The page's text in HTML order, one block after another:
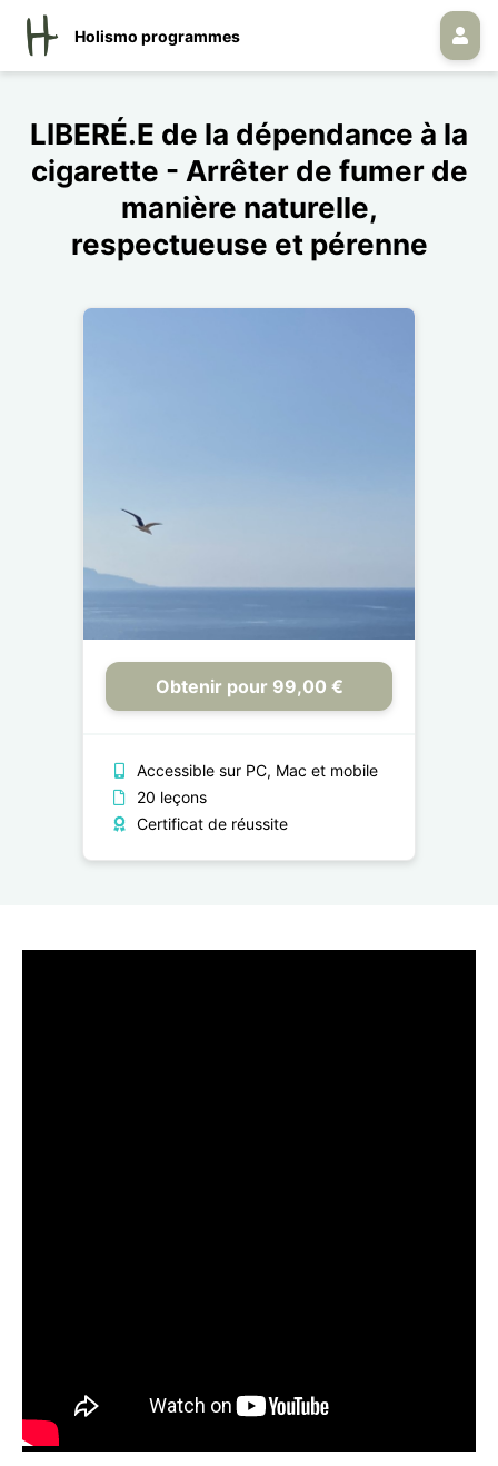
Holismo programmes
LIBERÉ.E de la dépendance à la
cigarette - Arrêter de fumer de
manière naturelle,
respectueuse et pérenne
Obtenir pour 99,00 €
Accessible sur PC, Mac et mobile
20 leçons
Certificat de réussite